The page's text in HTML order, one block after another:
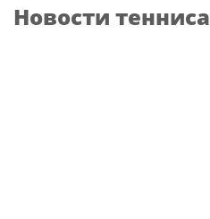
Новости тенниса